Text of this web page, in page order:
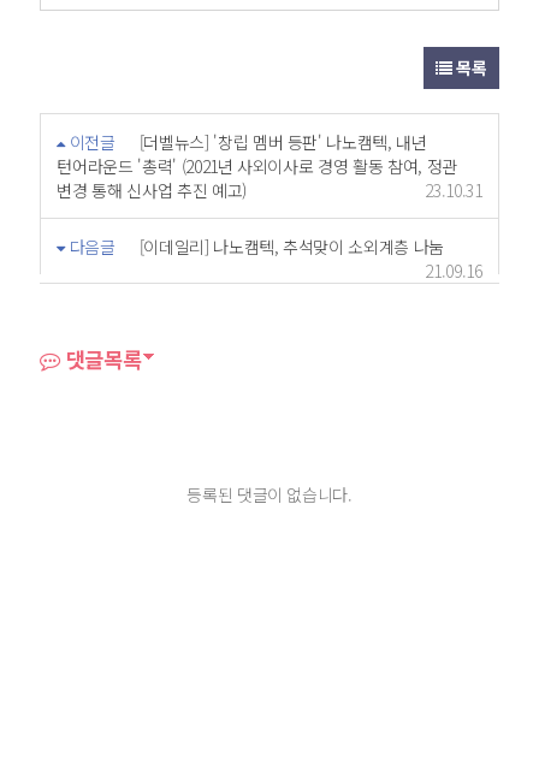
목록
이전글
[더벨뉴스] '창립 멤버 등판' 나노캠텍, 내년
턴어라운드 '총력' (2021년 사외이사로 경영 활동 참여, 정관
변경 통해 신사업 추진 예고)
23.10.31
다음글
[이데일리] 나노캠텍, 추석맞이 소외계층 나눔
21.09.16
댓글목록
등록된 댓글이 없습니다.